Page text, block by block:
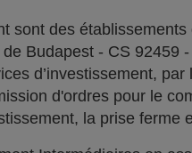
sont des
Budapest - CS 92459
d’investissement,
d'ordres pour le
la prise ferme